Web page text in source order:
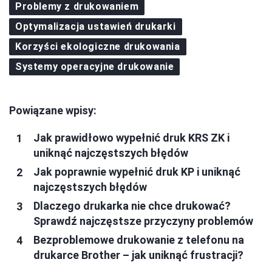
Problemy z drukowaniem
Optymalizacja ustawień drukarki
Korzyści ekologiczne drukowania
Systemy operacyjne drukowanie
Powiązane wpisy:
Jak prawidłowo wypełnić druk KRS ZK i
uniknąć najczęstszych błędów
Jak poprawnie wypełnić druk KP i uniknąć
najczęstszych błędów
Dlaczego drukarka nie chce drukować?
Sprawdź najczęstsze przyczyny problemów
Bezproblemowe drukowanie z telefonu na
drukarce Brother – jak uniknąć frustracji?